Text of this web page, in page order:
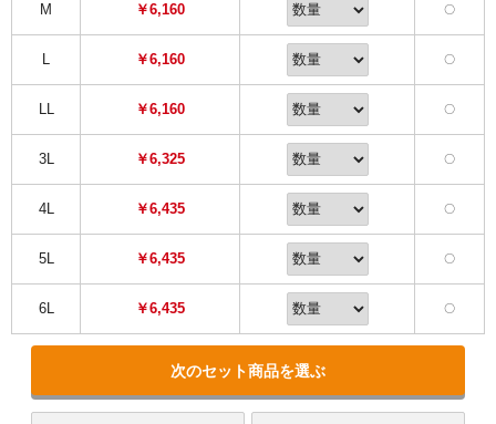
M ￥6,160 〇
L ￥6,160 〇
LL ￥6,160 〇
3L ￥6,325 〇
4L ￥6,435 〇
5L ￥6,435 〇
6L ￥6,435 〇
次のセット商品を選ぶ